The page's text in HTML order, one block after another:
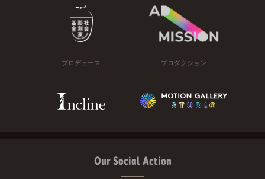
プロデュース プロダクション
Our Social Action